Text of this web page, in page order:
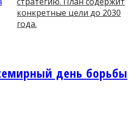
конкретные цели до 2030
года.
день борьбы